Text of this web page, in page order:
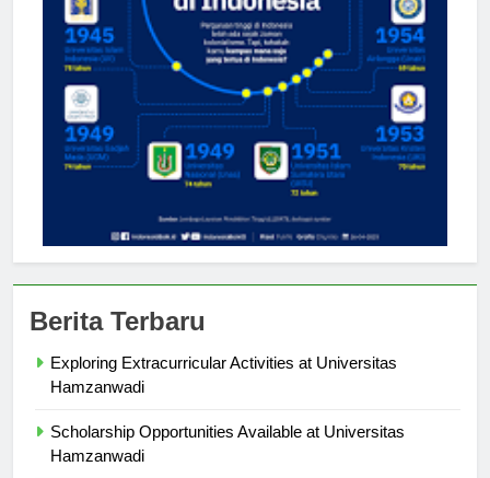
Exploring Extracurricular Activities at Universitas
Scholarship Opportunities Available at Universitas